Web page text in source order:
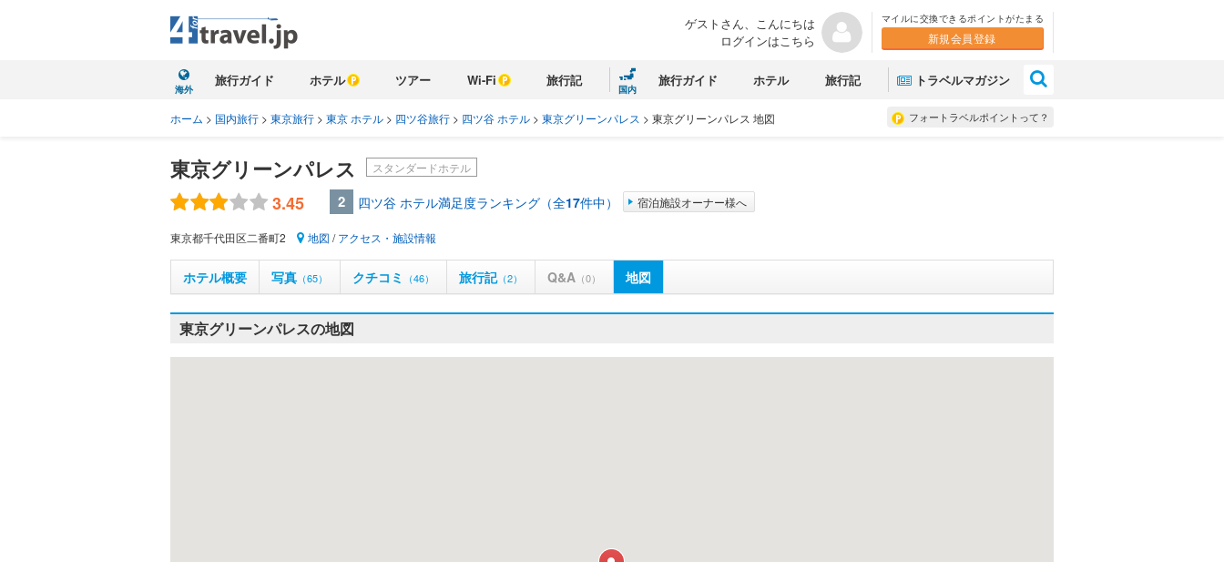
ゲストさん、こんにちは
ログインはこちら
マイルに交換できるポイントがたまる
新規会員登録
海外
旅行ガイド ホテル ツアー Wi-Fi 旅行記
国内
旅行ガイド ホテル 旅行記 トラベルマガジン
フォートラベルポイントって？
ホーム > 国内旅行 > 東京旅行 > 東京 ホテル > 四ツ谷旅行 > 四ツ谷 ホテル > 東京グリーンパレス > 東京グリーンパレス 地図
東京グリーンパレス スタンダードホテル
3.45 2 四ツ谷 ホテル満足度ランキング（全17件中） 宿泊施設オーナー様へ
東京都千代田区二番町2 地図 /アクセス・施設情報
ホテル概要 写真 （65） クチコミ （46） 旅行記（2） Q&A （0） 地図
東京グリーンパレスの地図